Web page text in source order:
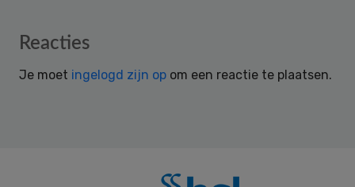
Reader
Reacties
Je moet ingelogd zijn op om een reactie te plaatsen.